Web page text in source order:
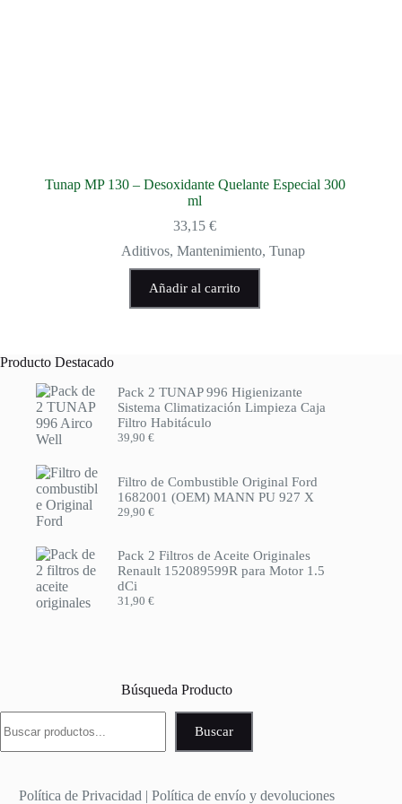
Tunap MP 130 – Desoxidante Quelante Especial 300
ml
33,15€
Aditivos, Mantenimiento, Tunap
Añadir al carrito
Producto Destacado
Pack 2 TUNAP 996 Higienizante
Sistema Climatización Limpieza Caja
Filtro Habitáculo
39,90 €
Filtro de Combustible Original Ford
1682001 (OEM) MANN PU 927 X
29,90 €
Pack 2 Filtros de Aceite Originales
Renault 152089599R para Motor 1.5
dCi
31,90 €
Búsqueda Producto
Buscar
Política de Privacidad |Política de envío y devoluciones